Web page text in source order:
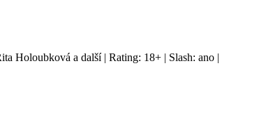
Holoubková a další | Rating: 18+ | Slash: ano |